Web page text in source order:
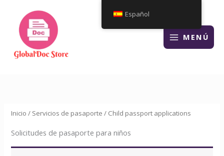
contenido
MENÚ
Inicio / Servicios de pasaporte / Child passport applications
Solicitudes de pasaporte para niños
Español